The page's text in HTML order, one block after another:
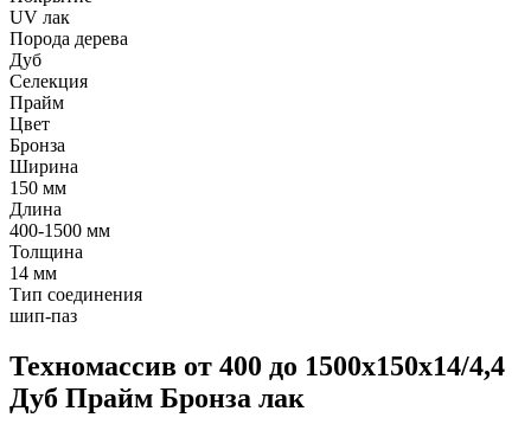
UV лак
Порода дерева
Дуб
Селекция
Прайм
Цвет
Бронза
Ширина
150 мм
Длина
400-1500 мм
Толщина
14 мм
Тип соединения
шип-паз
Техномассив от 400 до 1500х150х14/4,4
Дуб Прайм Бронза лак